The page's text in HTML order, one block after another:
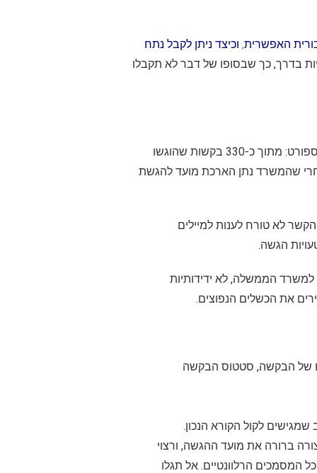
האפשרית, וכיצד ניתן לקבל נתח
בדרך, כך שבסופו של דבר לא תקבלו
בישיבות האחרונות של וועדת התמיכות שנכחתי בה בתפקידי הקודם כיועצת המשפטית של משרד התרבות והספורט: מתוך כ-330 בקשות שהוגשו
בזמן (!) אחרי שהמשרד נתן הארכת מועד להגשת
לא טורח לענות למיילים
הגשה.
הממשלה, לא ידידותיות
את הכשלים הנפוצים.
של הבקשה, סטטוס הבקשה
לקול הקורא הנכון.
ברורה את מועד ההגשה, ורצוי
המסמכים הרלוונטיים. אל תגלו